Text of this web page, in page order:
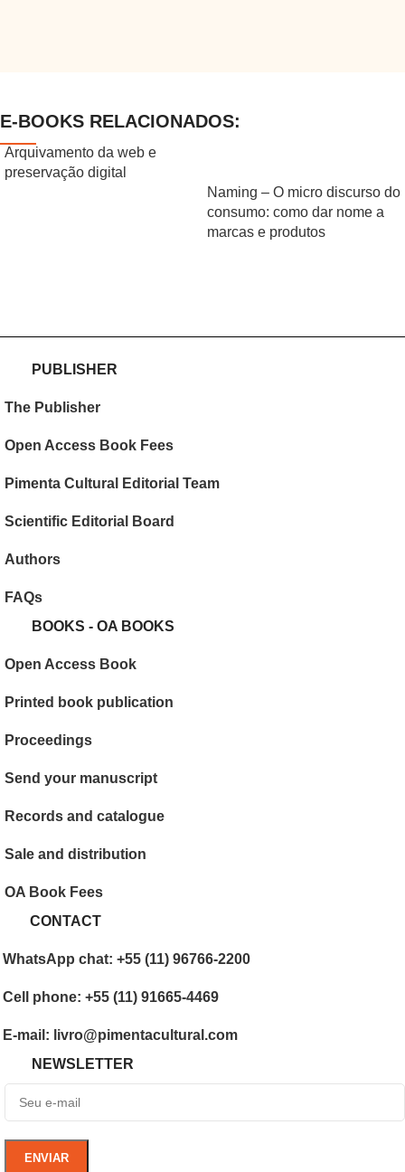
E-BOOKS RELACIONADOS:
Arquivamento da web e
preservação digital
Naming – O micro discurso do
consumo: como dar nome a
marcas e produtos
PUBLISHER
The Publisher
Open Access Book Fees
Pimenta Cultural Editorial Team
Scientific Editorial Board
Authors
FAQs
BOOKS - OA BOOKS
Open Access Book
Printed book publication
Proceedings
Send your manuscript
Records and catalogue
Sale and distribution
OA Book Fees
CONTACT
WhatsApp chat: +55 (11) 96766-2200
Cell phone: +55 (11) 91665-4469
E-mail: livro@pimentacultural.com
NEWSLETTER